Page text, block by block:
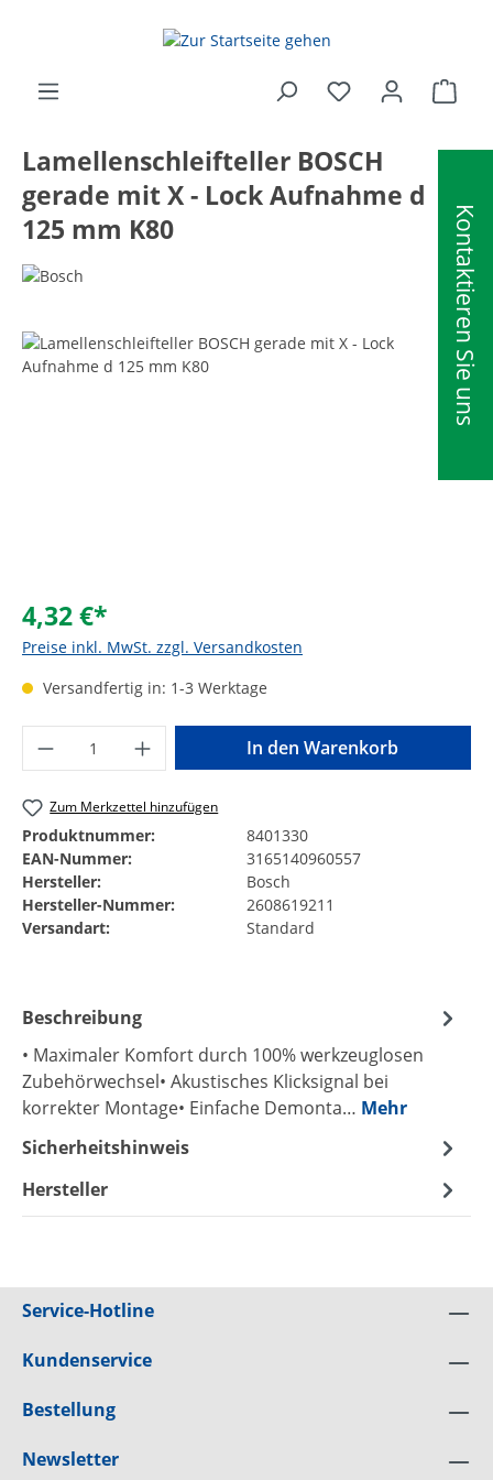
Kontaktieren Sie uns
Lamellenschleifteller BOSCH
gerade mit X - Lock Aufnahme d
125 mm K80
Bildergalerie überspringen
4,32 €*
Preise inkl. MwSt. zzgl. Versandkosten
Versandfertig in: 1-3 Werktage
Produkt Anzahl: Gib den gewünschten
In den Warenkorb
Zum Merkzettel hinzufügen
Produktnummer:
8401330
EAN-Nummer:
3165140960557
Hersteller:
Bosch
Hersteller-Nummer:
2608619211
Versandart:
Standard
Beschreibung
• Maximaler Komfort durch 100% werkzeuglosen
Zubehörwechsel• Akustisches Klicksignal bei
korrekter Montage• Einfache Demonta… Mehr
Sicherheitshinweis
Hersteller
Service-Hotline
Kundenservice
Bestellung
Newsletter